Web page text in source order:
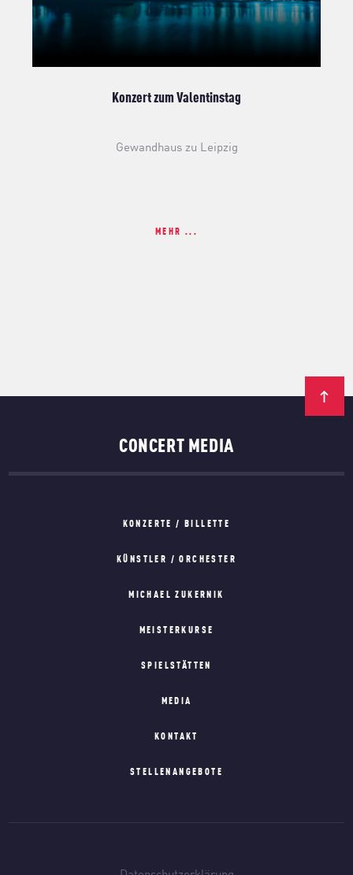
Konzert zum Valentinstag
Gewandhaus zu Leipzig
MEHR ...
CONCERT MEDIA
KONZERTE / BILLETTE
KÜNSTLER / ORCHESTER
MICHAEL ZUKERNIK
MEISTERKURSE
SPIELSTÄTTEN
MEDIA
KONTAKT
STELLENANGEBOTE